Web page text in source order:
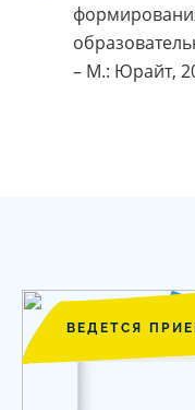
– М.: Юрайт,
ВЕДЕТСЯ